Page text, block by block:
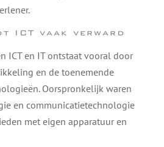
ICT vaak verward
ICT en IT ontstaat vooral door
en de toenemende
Oorspronkelijk waren
en communicatietechnologie
met eigen apparatuur en